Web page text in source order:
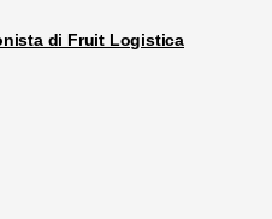
di Fruit Logistica